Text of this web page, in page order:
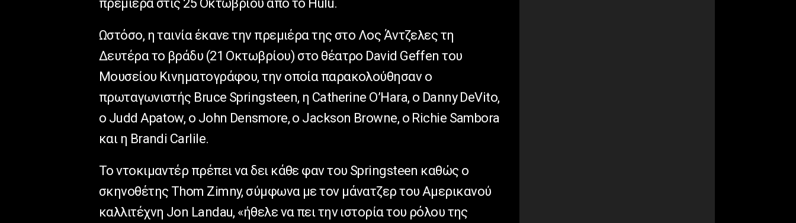
πρεμιέρα στις 25 Οκτωβρίου από το Hulu.
Ωστόσο, η ταινία έκανε την πρεμιέρα της στο Λος Άντζελες τη
Δευτέρα το βράδυ (21 Οκτωβρίου) στο θέατρο David Geffen του
Μουσείου Κινηματογράφου, την οποία παρακολούθησαν ο
πρωταγωνιστής Bruce Springsteen, η Catherine O’Hara, ο Danny DeVito,
ο Judd Apatow, ο John Densmore, ο Jackson Browne, ο Richie Sambora
και η Brandi Carlile.
Το ντοκιμαντέρ πρέπει να δει κάθε φαν του Springsteen καθώς ο
σκηνοθέτης Thom Zimny, σύμφωνα με τον μάνατζερ του Αμερικανού
καλλιτέχνη Jon Landau, «ήθελε να πει την ιστορία του ρόλου της